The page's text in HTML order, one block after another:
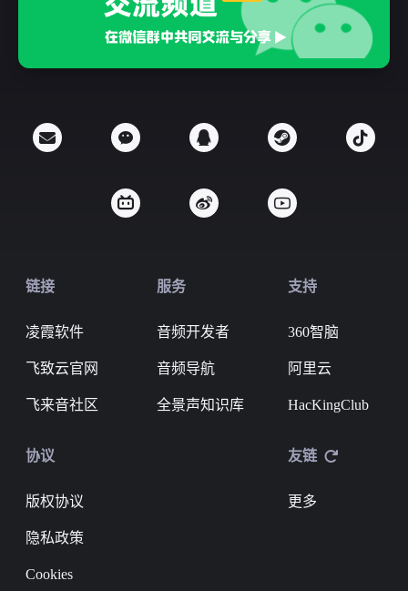
链接
凌霞软件
飞致云官网
飞来音社区
服务
音频开发者
音频导航
全景声知识库
支持
360智脑
阿里云
HacKingClub
协议
版权协议
隐私政策
Cookies
友链
更多